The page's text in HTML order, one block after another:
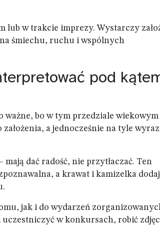
lub w trakcie imprezy. Wystarczy
śmiechu, ruchu i wspólnych
pod
ważne, bo w tym przedziale wiekowym
a jednocześnie na tyle
dać radość, nie przytłaczać. Ten
a krawat i kamizelka
jak i do wydarzeń
w konkursach, robić